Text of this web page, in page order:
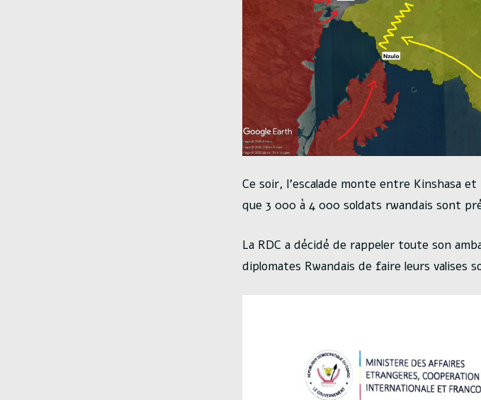
Ce soir, l’escalade monte entre Kinshasa
que 3 000 à 4 000 soldats rwandais sont
La RDC a décidé de rappeler toute son
diplomates Rwandais de faire leurs valises